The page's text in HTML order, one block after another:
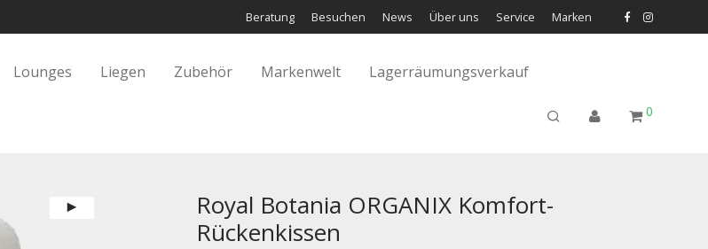
Beratung Besuchen News Über uns Service Marken
Lounges Liegen Zubehör Markenwelt Lagerräumungsverkauf
0
Royal Botania ORGANIX Komfort-
Rückenkissen